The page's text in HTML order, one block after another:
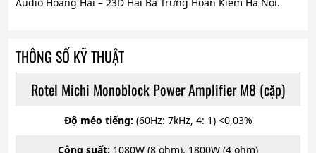
THÔNG SỐ KỸ THUẬT
Rotel Michi Monoblock Power Amplifier M8 (cặp)
Độ méo tiếng: (60Hz: 7kHz, 4: 1) <0,03%
Công suất: 1080W (8 ohm), 1800W (4 ohm)